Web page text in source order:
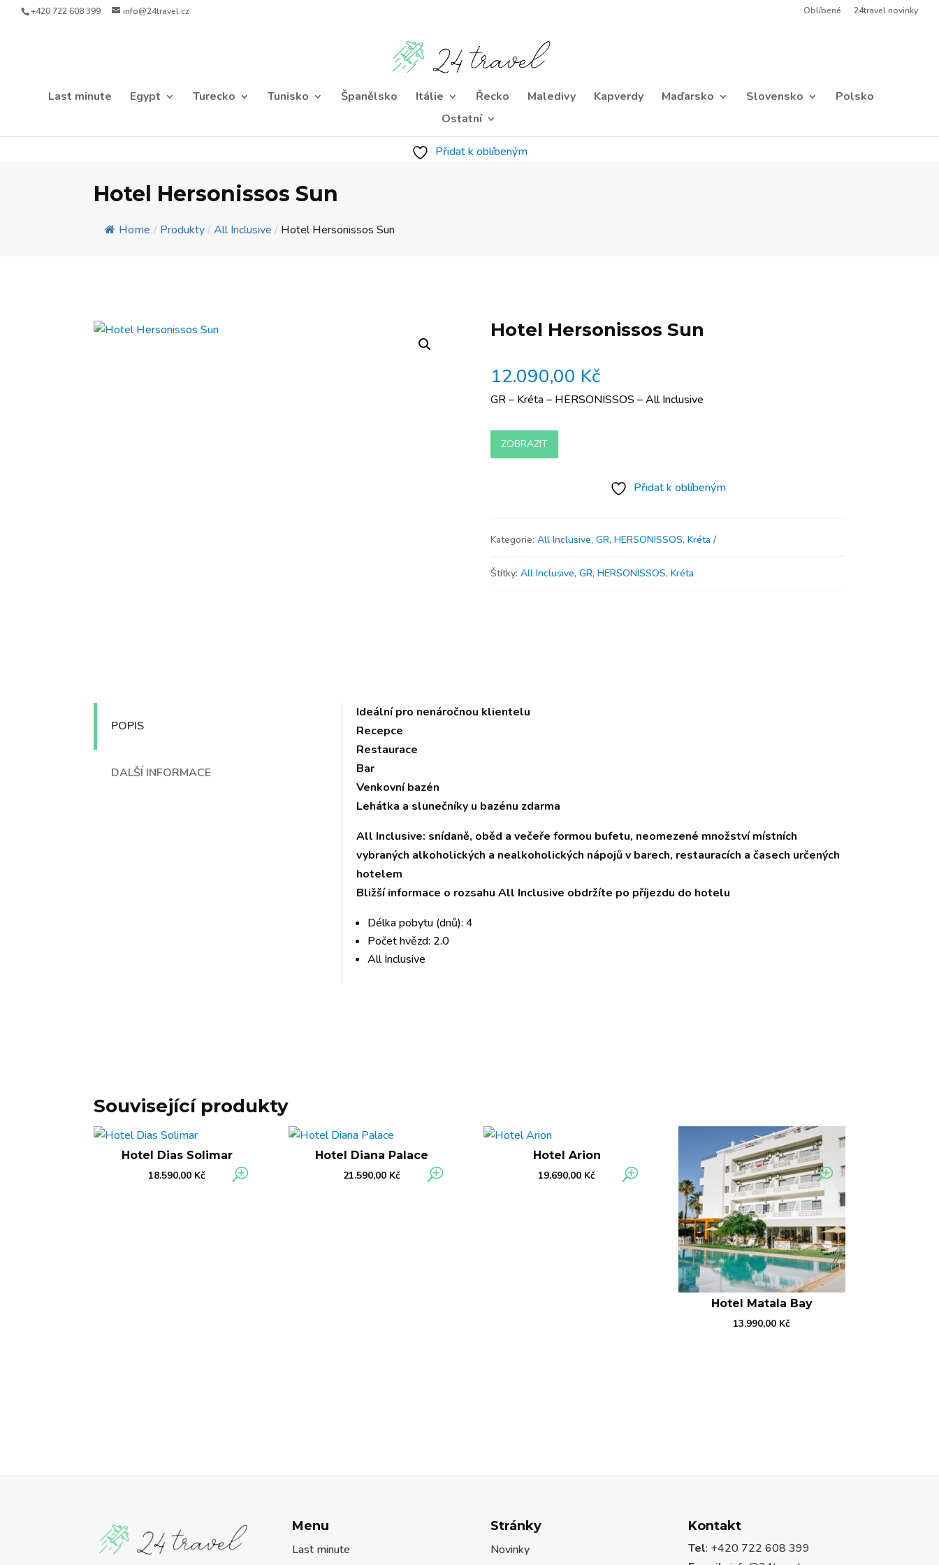
+420 722 608 399 info@24travel.cz Oblíbené 24travel novinky
Last minute Egypt Turecko Tunisko Španělsko Itálie Řecko Maledivy Kapverdy Maďarsko Slovensko
Polsko
Ostatní
Přidat k oblíbeným
Hotel Hersonissos Sun
Home / Produkty / All Inclusive / Hotel Hersonissos Sun
Hotel Hersonissos Sun
12.090,00 Kč
GR – Kréta – HERSONISSOS – All Inclusive
ZOBRAZIT
Přidat k oblíbeným
Kategorie: All Inclusive, GR, HERSONISSOS, Kréta
Štítky: All Inclusive, GR, HERSONISSOS, Kréta
POPIS
DALŠÍ INFORMACE
Ideální pro nenáročnou klientelu
Recepce
Restaurace
Bar
Venkovní bazén
Lehátka a slunečníky u bazénu zdarma
All Inclusive: snídaně, oběd a večeře formou bufetu, neomezené množství místních
vybraných alkoholických a nealkoholických nápojů v barech, restauracích a časech určených
hotelem
Bližší informace o rozsahu All Inclusive obdržíte po příjezdu do hotelu
Délka pobytu (dnů): 4
Počet hvězd: 2.0
All Inclusive
Související produkty
Hotel Dias Solimar
18.590,00 Kč
Hotel Diana Palace
21.590,00 Kč
Hotel Arion
19.690,00 Kč
Hotel Matala Bay
13.990,00 Kč
Menu
Last minute
Stránky
Novinky
Kontakt
Tel: +420 722 608 399